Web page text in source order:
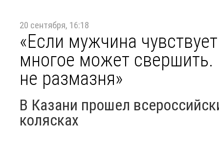
20 сентября, 16:18
«Если мужчина
многое может
не размазня»
В Казани прошел
колясках